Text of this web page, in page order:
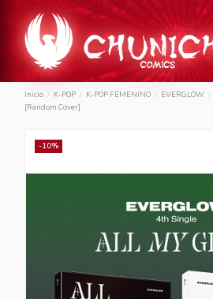
Inicio K-POP K-POP FEMENINO EVERGLOW
[Random Cover]
-10%